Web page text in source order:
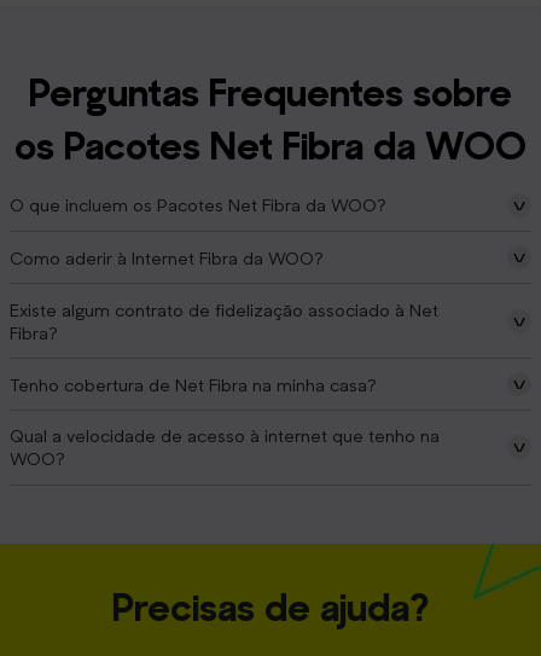
Perguntas Frequentes sobre
os Pacotes Net Fibra da WOO
O que incluem os Pacotes Net Fibra da WOO?
Como aderir à Internet Fibra da WOO?
Existe algum contrato de fidelização associado à Net
Fibra?
Tenho cobertura de Net Fibra na minha casa?
Qual a velocidade de acesso à internet que tenho na
WOO?
Precisas de ajuda?